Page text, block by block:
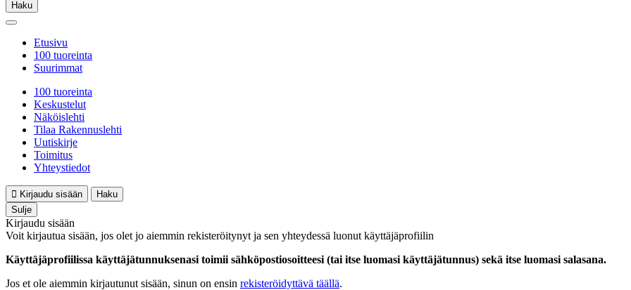
Haku
Etusivu
100 tuoreinta
Suurimmat
100 tuoreinta
Keskustelut
Näköislehti
Tilaa Rakennuslehti
Uutiskirje
Toimitus
Yhteystiedot
Kirjaudu sisään
Haku
Sulje
Kirjaudu sisään
Voit kirjautua sisään, jos olet jo aiemmin rekisteröitynyt ja sen yhteydessä luonut käyttäjäprofiilin
Käyttäjäprofiilissa käyttäjätunnuksenasi toimii sähköpostiosoitteesi (tai itse luomasi käyttäjätunnus) sekä itse luomasi salasana.
Jos et ole aiemmin kirjautunut sisään, sinun on ensin rekisteröidyttävä täällä.